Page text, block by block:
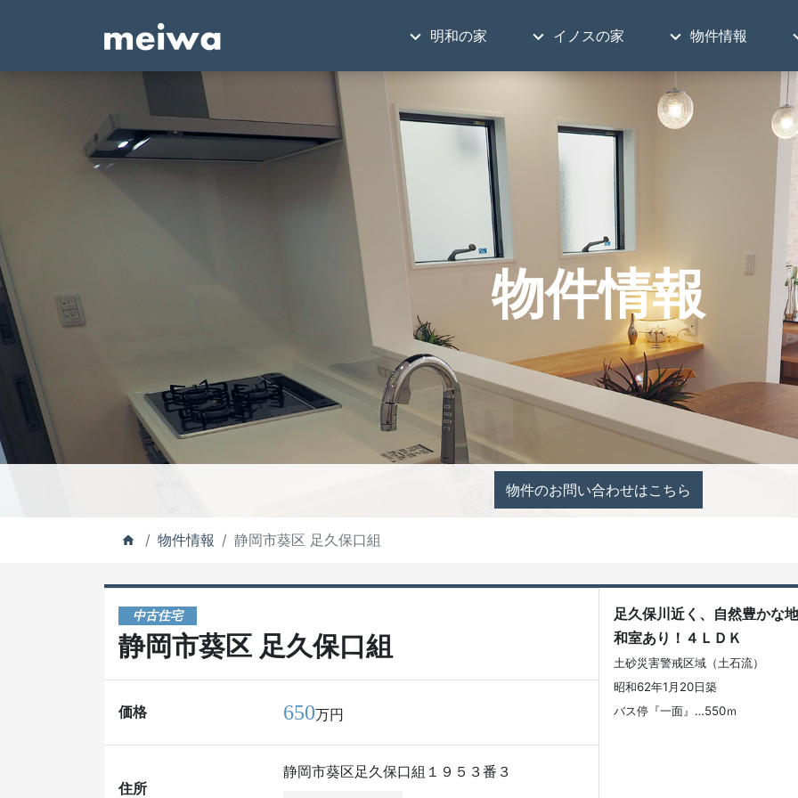
明和の家 イノスの家 物件情報
物件情報
物件のお問い合わせはこちら
物件情報 静岡市葵区 足久保口組
中古住宅
静岡市葵区 足久保口組
価格 650万円
住所
静岡市葵区足久保口組１９５３番３
足久保川近く、自然豊かな
和室あり！４ＬＤＫ
土砂災害警戒区域（土石流）
昭和62年1月20日築
バス停『一面』…550ｍ